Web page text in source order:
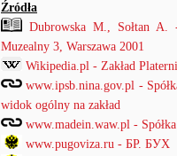
Źródła
Dubrowska M., Sołtan A.
Muzealny 3, Warszawa 2001
Wikipedia.pl - Zakład
www.ipsb.nina.gov.pl -
widok ogólny na zakład
www.madein.waw.pl -
www.pugoviza.ru - БР. БУХ